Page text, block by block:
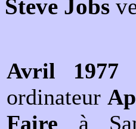
Steve Jobs
Avril 1977
ordinateur
Faire à